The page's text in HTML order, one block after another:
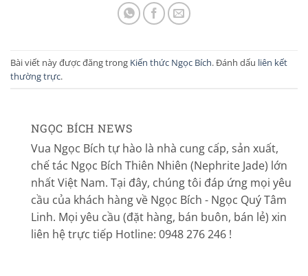
Bài viết này được đăng trong Kiến thức Ngọc Bích. Đánh dấu liên kết
thường trực.
NGỌC BÍCH NEWS
Vua Ngọc Bích tự hào là nhà cung cấp, sản xuất,
chế tác Ngọc Bích Thiên Nhiên (Nephrite Jade) lớn
nhất Việt Nam. Tại đây, chúng tôi đáp ứng mọi yêu
cầu của khách hàng về Ngọc Bích - Ngọc Quý Tâm
Linh. Mọi yêu cầu (đặt hàng, bán buôn, bán lẻ) xin
liên hệ trực tiếp Hotline: 0948 276 246 !